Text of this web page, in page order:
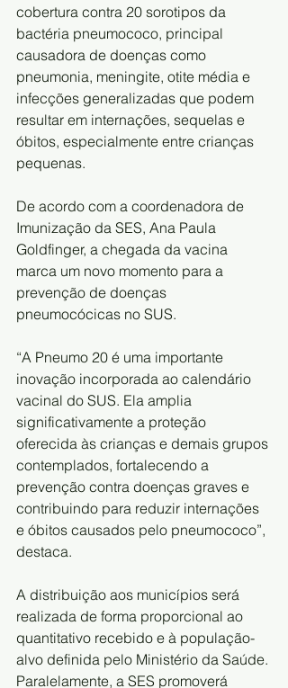
cobertura contra 20 sorotipos da
bactéria pneumococo, principal
causadora de doenças como
pneumonia, meningite, otite média e
infecções generalizadas que podem
resultar em internações, sequelas e
óbitos, especialmente entre crianças
pequenas.
De acordo com a coordenadora de
Imunização da SES, Ana Paula
Goldfinger, a chegada da vacina
marca um novo momento para a
prevenção de doenças
pneumocócicas no SUS.
“A Pneumo 20 é uma importante
inovação incorporada ao calendário
vacinal do SUS. Ela amplia
significativamente a proteção
oferecida às crianças e demais grupos
contemplados, fortalecendo a
prevenção contra doenças graves e
contribuindo para reduzir internações
e óbitos causados pelo pneumococo”,
destaca.
A distribuição aos municípios será
realizada de forma proporcional ao
quantitativo recebido e à população-
alvo definida pelo Ministério da Saúde.
Paralelamente, a SES promoverá